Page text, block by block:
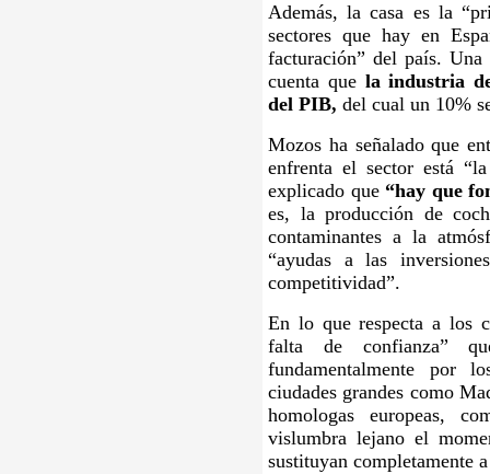
Además, la casa es la
sectores que hay en
facturación” del país.
cuenta que la industria
del PIB, del cual un 10%
Mozos ha señalado que
enfrenta el sector está
explicado que “hay que
es, la producción de
contaminantes a la
“ayudas a las
competitividad”.
En lo que respecta a los
falta de confianza”
fundamentalmente por
ciudades grandes como
homologas europeas,
vislumbra lejano el
sustituyan completamente